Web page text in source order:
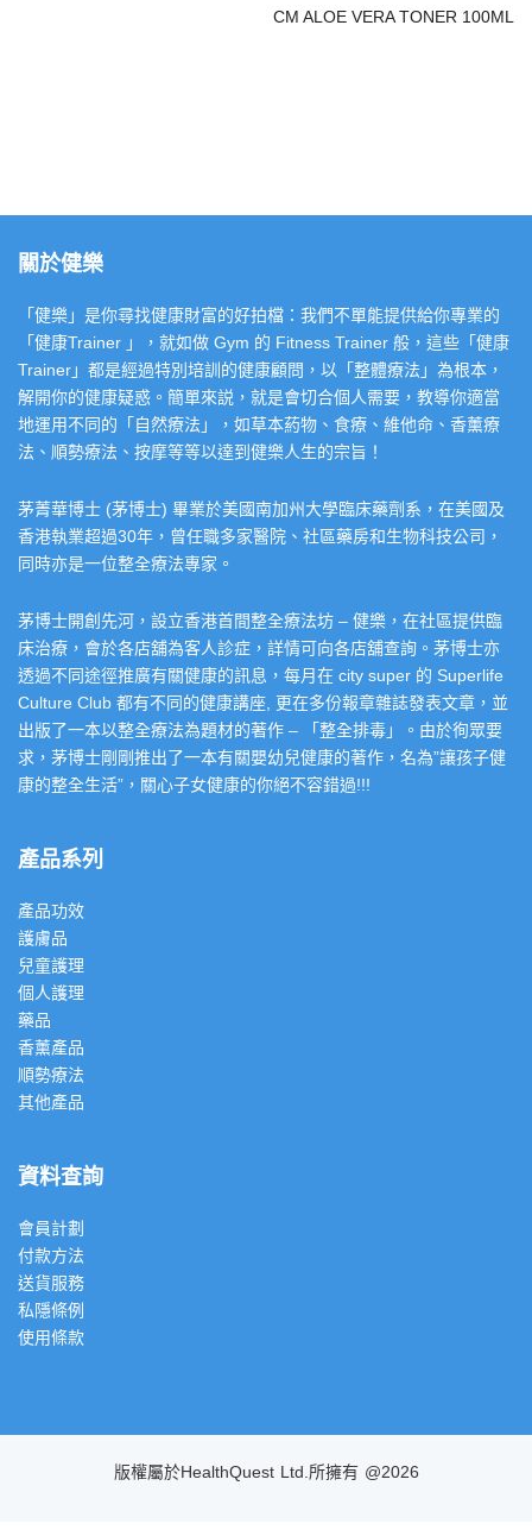
CM ALOE VERA TONER 100ML
關於健樂
「健樂」是你尋找健康財富的好拍檔：我們不單能提供給你專業的
「健康Trainer 」，就如做 Gym 的 Fitness Trainer 般，這些「健康
Trainer」都是經過特別培訓的健康顧問，以「整體療法」為根本，
解開你的健康疑惑。簡單來説，就是會切合個人需要，教導你適當
地運用不同的「自然療法」，如草本葯物、食療、維他命、香薰療
法、順勢療法、按摩等等以達到健樂人生的宗旨！
茅菁華博士 (茅博士) 畢業於美國南加州大學臨床藥劑系，在美國及
香港執業超過30年，曾任職多家醫院、社區藥房和生物科技公司，
同時亦是一位整全療法專家。
茅博士開創先河，設立香港首間整全療法坊 – 健樂，在社區提供臨
床治療，會於各店舖為客人診症，詳情可向各店舖查詢。茅博士亦
透過不同途徑推廣有關健康的訊息，每月在 city super 的 Superlife
Culture Club 都有不同的健康講座, 更在多份報章雜誌發表文章，並
出版了一本以整全療法為題材的著作 – 「整全排毒」。由於徇眾要
求，茅博士剛剛推出了一本有關嬰幼兒健康的著作，名為”讓孩子健
康的整全生活”，關心子女健康的你絕不容錯過!!!
產品系列
產品功效
護膚品
兒童護理
個人護理
藥品
香薰產品
順勢療法
其他產品
資料查詢
會員計劃
付款方法
送貨服務
私隱條例
使用條款
版權屬於HealthQuest Ltd.所擁有 @2026